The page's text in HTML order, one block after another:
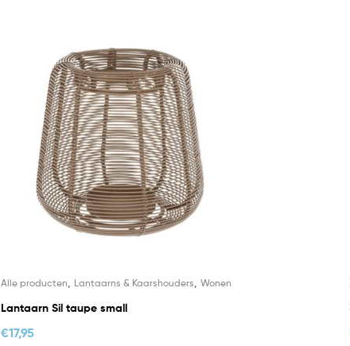
Alle producten Lantaarns & Kaarshouders Wonen
Lantaarn Sil taupe small
€17,95